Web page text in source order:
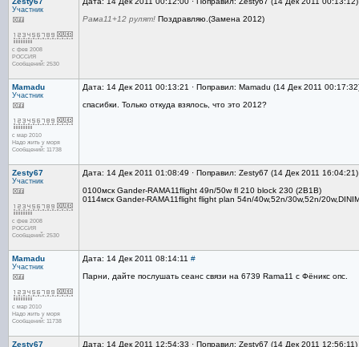
Участник
с фев 2008
РОССИЯ
Сообщений: 2530
Рама11+12 рулят! Поздравляю.(Замена 2012)
Mamadu
Участник
с мар 2010
Надо жить у моря
Сообщений: 11738
Дата: 14 Дек 2011 00:13:21 · Поправил: Mamadu (14 Дек 2011
спасибки. Только откуда взялось, что это 2012?
Zesty67
Участник
с фев 2008
РОССИЯ
Сообщений: 2530
Дата: 14 Дек 2011 01:08:49 · Поправил: Zesty67 (14 Дек 2011
0100мск Gander-RAMA11flight 49n/50w fl 210 block 230 (2B1B)
0114мск Gander-RAMA11flight flight plan 54n/40w,52n/30w,52n/
Mamadu
Участник
с мар 2010
Надо жить у моря
Сообщений: 11738
Дата: 14 Дек 2011 08:14:11 #
Парни, дайте послушать сеанс связи на 6739 Rama11 c Фёникс опс.
Zesty67
Дата: 14 Дек 2011 12:54:33 · Поправил: Zesty67 (14 Дек 2011 12:56:11)